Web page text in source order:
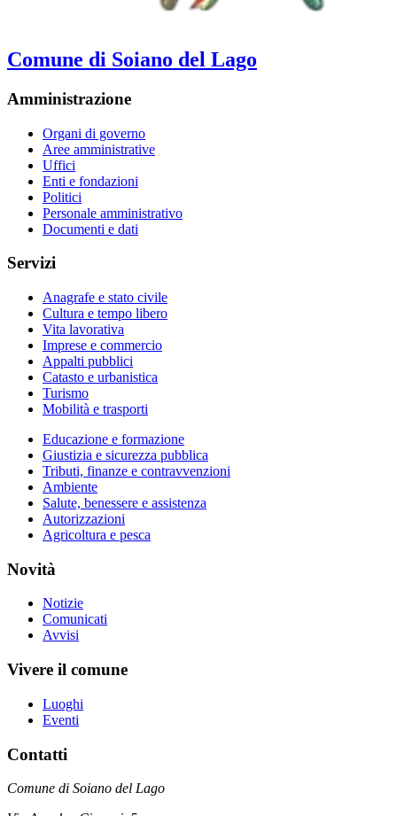
Comune di Soiano del Lago
Amministrazione
Organi di governo
Aree amministrative
Uffici
Enti e fondazioni
Politici
Personale amministrativo
Documenti e dati
Servizi
Anagrafe e stato civile
Cultura e tempo libero
Vita lavorativa
Imprese e commercio
Appalti pubblici
Catasto e urbanistica
Turismo
Mobilità e trasporti
Educazione e formazione
Giustizia e sicurezza pubblica
Tributi, finanze e contravvenzioni
Ambiente
Salute, benessere e assistenza
Autorizzazioni
Agricoltura e pesca
Novità
Notizie
Comunicati
Avvisi
Vivere il comune
Luoghi
Eventi
Contatti
Comune di Soiano del Lago